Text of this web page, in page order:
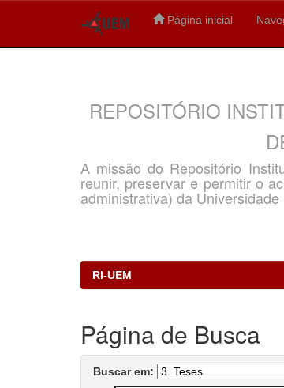
Página inicial
REPOSITÓRIO
A missão do Repositório
reunir, preservar e permitir o
administrativa) da
RI-UEM
Página de Busca
Buscar em: